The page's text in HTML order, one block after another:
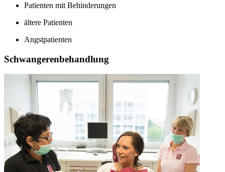
Patienten mit Behinderungen
ältere Patienten
Angstpatienten
Schwangerenbehandlung